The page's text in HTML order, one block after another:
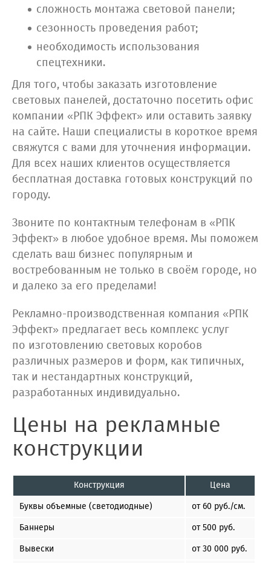
сложность монтажа световой панели;
сезонность проведения работ;
необходимость использования
спецтехники.
Для того, чтобы заказать изготовление
световых панелей, достаточно посетить офис
компании «РПК Эффект» или оставить заявку
на сайте. Наши специалисты в короткое время
свяжутся с вами для уточнения информации.
Для всех наших клиентов осуществляется
бесплатная доставка готовых конструкций по
городу.
Звоните по контактным телефонам в «РПК
Эффект» в любое удобное время. Мы поможем
сделать ваш бизнес популярным и
востребованным не только в своём городе, но
и далеко за его пределами!
Рекламно-производственная компания «РПК
Эффект» предлагает весь комплекс услуг
по изготовлению световых коробов
различных размеров и форм, как типичных,
так и нестандартных конструкций,
разработанных индивидуально.
Цены на рекламные
конструкции
Конструкция
Цена
Буквы объемные (светодиодные)
от 60 руб./см.
Баннеры
от 500 руб.
Вывески
от 30 000 руб.